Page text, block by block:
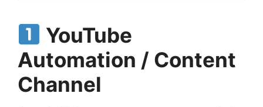
YouTube
Automation / Content
Channel